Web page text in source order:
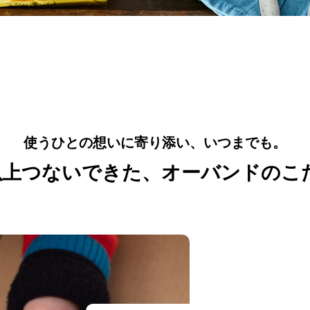
使うひとの想いに寄り添い、いつまでも。
つないできた、 オーバンドのこ